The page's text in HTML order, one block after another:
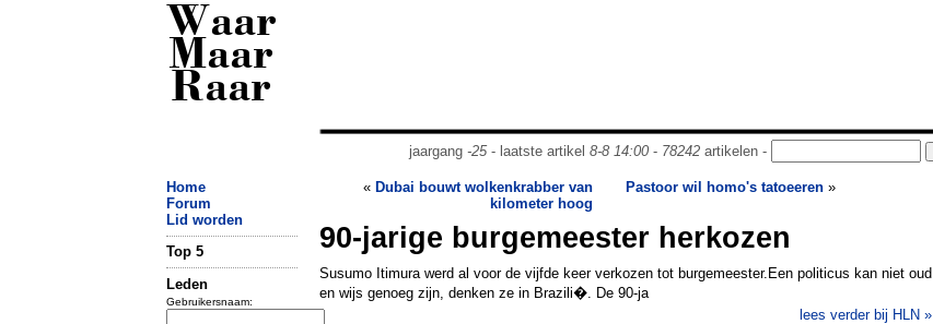
Waar
Maar
Raar
jaargang -25- laatste artikel 8-8 14:00- 78242artikelen -
Home
Forum
Lid worden
Top 5
Leden
Gebruikersnaam:
« Dubai bouwt wolkenkrabber van
kilometer hoog
Pastoor wil homo's tatoeeren »
90-jarige burgemeester herkozen
Susumo Itimura werd al voor de vijfde keer verkozen tot burgemeester.Een politicus kan niet oud
en wijs genoeg zijn, denken ze in Brazili�. De 90-ja
lees verder bij HLN »